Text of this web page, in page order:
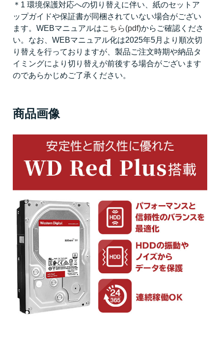
＊1 環境保護対応への切り替えに伴い、紙のセットア
ップガイドや保証書が同梱されていない場合がござい
ます。WEBマニュアルはこちら(pdf)からご確認くださ
い。なお、WEBマニュアル化は2025年5月より順次切
り替えを行っておりますが、製品ご注文時期や納品タ
イミングにより切り替えが前後する場合がございます
のであらかじめご了承ください。
商品画像